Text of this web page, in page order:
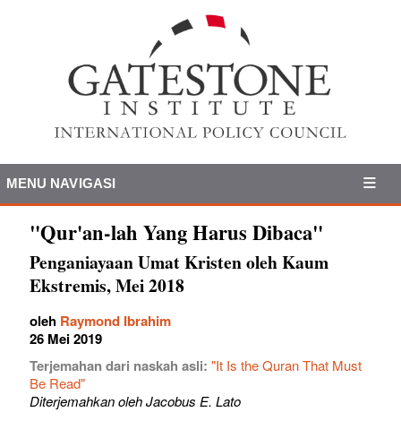
MENU NAVIGASI
"Qur'an-lah Yang Harus Dibaca"
Penganiayaan Umat Kristen oleh Kaum
Ekstremis, Mei 2018
oleh Raymond Ibrahim
26 Mei 2019
Terjemahan dari naskah asli: "It Is the Quran That Must
Be Read"
Diterjemahkan oleh Jacobus E. Lato